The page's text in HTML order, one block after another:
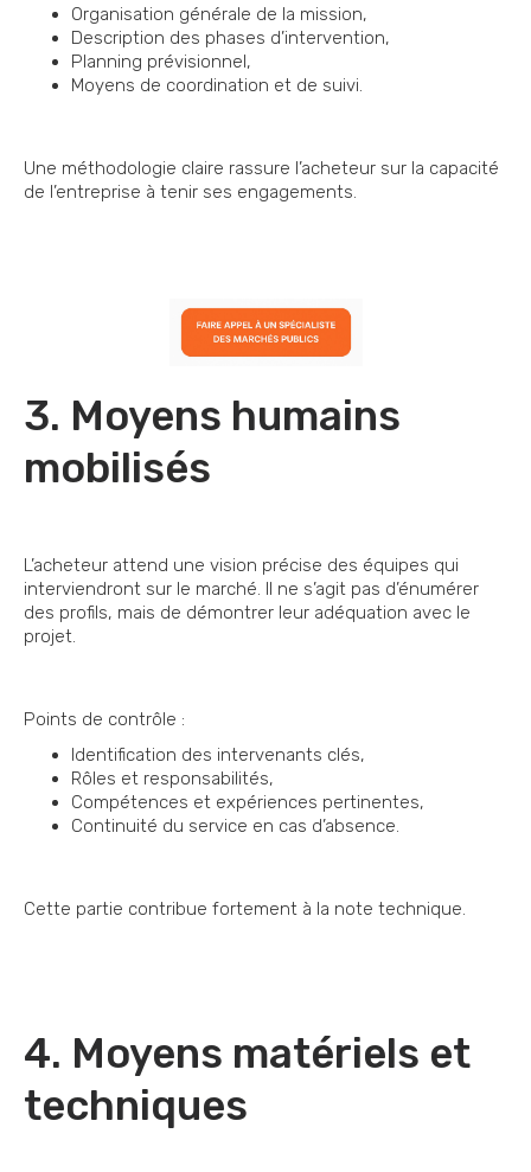
Organisation générale de la mission,
Description des phases d’intervention,
Planning prévisionnel,
Moyens de coordination et de suivi.
Une méthodologie claire rassure l’acheteur sur la capacité
de l’entreprise à tenir ses engagements.
3. Moyens humains
mobilisés
L’acheteur attend une vision précise des équipes qui
interviendront sur le marché. Il ne s’agit pas d’énumérer
des profils, mais de démontrer leur adéquation avec le
projet.
Points de contrôle :
Identification des intervenants clés,
Rôles et responsabilités,
Compétences et expériences pertinentes,
Continuité du service en cas d’absence.
Cette partie contribue fortement à la note technique.
4. Moyens matériels et
techniques